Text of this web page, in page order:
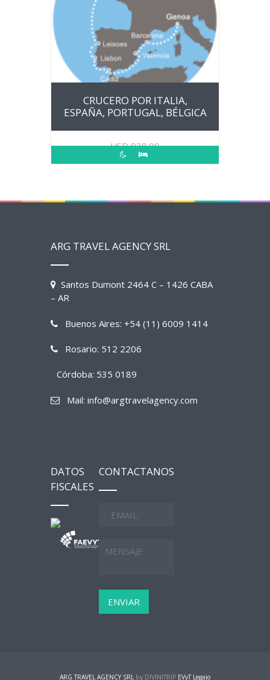
CRUCERO POR ITALIA,
ESPAÑA, PORTUGAL, BÉLGICA
USD938.00
ARG TRAVEL AGENCY SRL
Santos Dumont 2464 C – 1426 CABA
– AR
Buenos Aires: +54 (11) 6009 1414
Rosario: 512 2206
Córdoba: 535 0189
Mail: info@argtravelagency.com
DATOS
FISCALES
CONTACTANOS
ARG TRAVEL AGENCY SRLby DIVINITRIP EVyT Legajo